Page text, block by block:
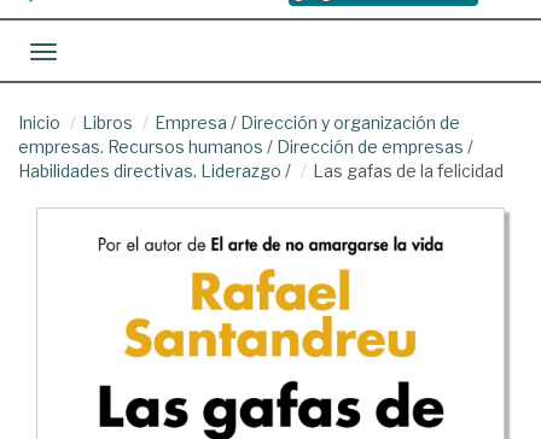
Toggle navigation
Inicio Libros Empresa / Dirección y organización de
empresas. Recursos humanos / Dirección de empresas /
Habilidades directivas. Liderazgo / Las gafas de la felicidad